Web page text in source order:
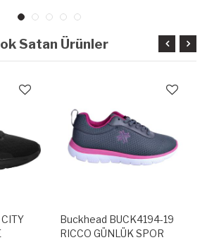
Satan Ürünler
Buckhead BUCK4194-19
RICCO GÜNLÜK SPOR